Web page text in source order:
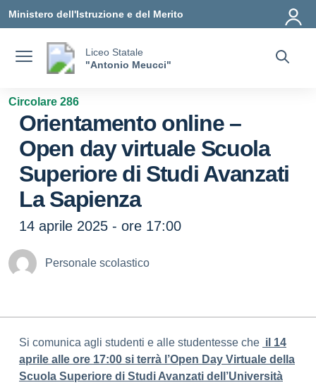
Ministero dell'Istruzione e del Merito
Liceo Statale
"Antonio Meucci"
Circolare 286
Orientamento online –
Open day virtuale Scuola
Superiore di Studi Avanzati
La Sapienza
14 aprile 2025 - ore 17:00
Personale scolastico
Si comunica agli studenti e alle studentesse che il 14
aprile alle ore 17:00 si terrà l’Open Day Virtuale della
Scuola Superiore di Studi Avanzati dell’Università